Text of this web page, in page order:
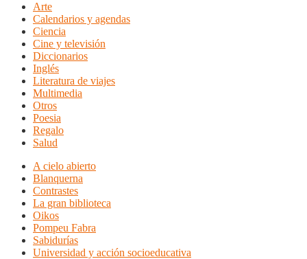
Arte
Calendarios y agendas
Ciencia
Cine y televisión
Diccionarios
Inglés
Literatura de viajes
Multimedia
Otros
Poesia
Regalo
Salud
A cielo abierto
Blanquerna
Contrastes
La gran biblioteca
Oikos
Pompeu Fabra
Sabidurías
Universidad y acción socioeducativa